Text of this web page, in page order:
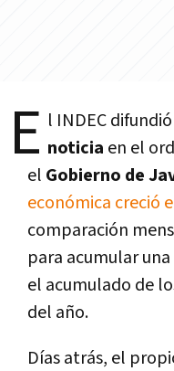
E l INDEC
noticia en el
el Gobierno de
económica creció
comparación
para acumular
el acumulado de
del año.
Días atrás, el